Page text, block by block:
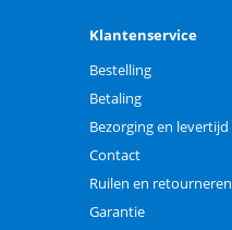
Klantenservice
Bestelling
Betaling
Bezorging en levertijd
Contact
Ruilen en retourneren
Garantie